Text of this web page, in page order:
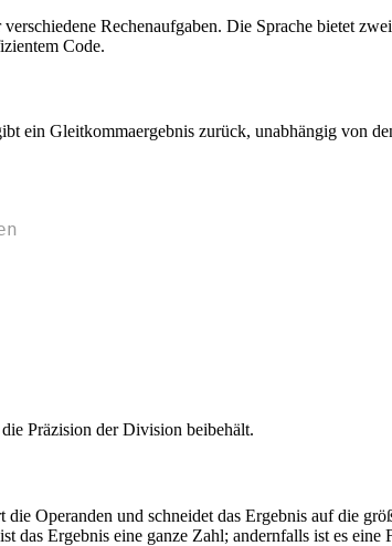
Rechenaufgaben. Die Sprache bietet
Code.
ein Gleitkommaergebnis zurück, unabhängig von
Präzision der Division beibehält.
Operanden und schneidet das Ergebnis auf die
das Ergebnis eine ganze Zahl; andernfalls ist es eine